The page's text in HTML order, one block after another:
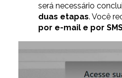
será necessário
duas etapas. Você
por e-mail e por